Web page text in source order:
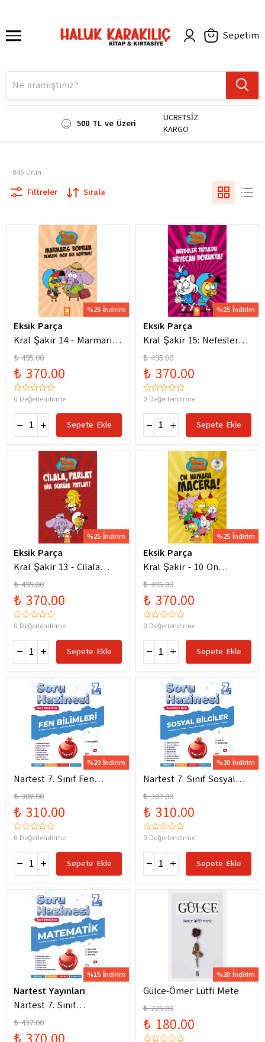
Sepetim
500 TL ve Üzeri
ÜCRETSİZ
KARGO
845 Ürün
Filtreler Sırala
%25 İndirim
Eksik Parça
Kral Şakir 14 - Marmaris
Bodrum Denizde Mor Bir
Hortum
₺ 495.00
₺ 370.00
0 Değerlendirme
Sepete Ekle
%25 İndirim
Eksik Parça
Kral Şakir 15: Nefesler
Tutuldu Heyecan Dorukta
₺ 495.00
₺ 370.00
0 Değerlendirme
Sepete Ekle
%25 İndirim
Eksik Parça
Kral Şakir 13 - Cilala
Parlat Bir Dürüm Patlat!
₺ 495.00
₺ 370.00
0 Değerlendirme
Sepete Ekle
%25 İndirim
Eksik Parça
Kral Şakir - 10 On
Numara Macera Ciltli
₺ 495.00
₺ 370.00
0 Değerlendirme
Sepete Ekle
%20 İndirim
Nartest 7. Sınıf Fen
Bilimleri Soru Hazinesi
Yeni Maarif Modele
Uygun
₺ 387.00
₺ 310.00
0 Değerlendirme
Sepete Ekle
%20 İndirim
Nartest 7. Sınıf Sosyal
Bilgiler Soru Hazinesi
Yeni Maarif Modele
Uygun
₺ 387.00
₺ 310.00
0 Değerlendirme
Sepete Ekle
%15 İndirim
Nartest Yayınları
Nartest 7. Sınıf
Matematik Soru Hazinesi
₺ 437.00
%20 İndirim
Gülce-Ömer Lütfi Mete
₺ 225.00
₺ 180.00